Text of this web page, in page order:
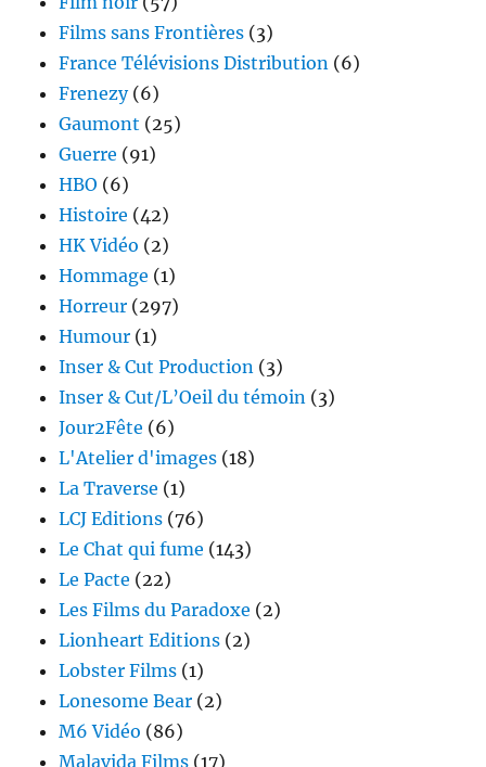
Films sans Frontières (3)
France Télévisions Distribution (6)
Frenezy(6)
Gaumont (25)
Guerre (91)
HBO (6)
Histoire (42)
HK Vidéo (2)
Hommage (1)
Horreur (297)
Humour (1)
Inser & Cut Production (3)
Inser & Cut/L’Oeil du témoin (3)
Jour2Fête (6)
L'Atelier d'images (18)
La Traverse (1)
LCJ Editions (76)
Le Chat qui fume (143)
Le Pacte (22)
Les Films du Paradoxe (2)
Lionheart Editions (2)
Lobster Films (1)
Lonesome Bear (2)
M6 Vidéo (86)
Malavida Films (17)